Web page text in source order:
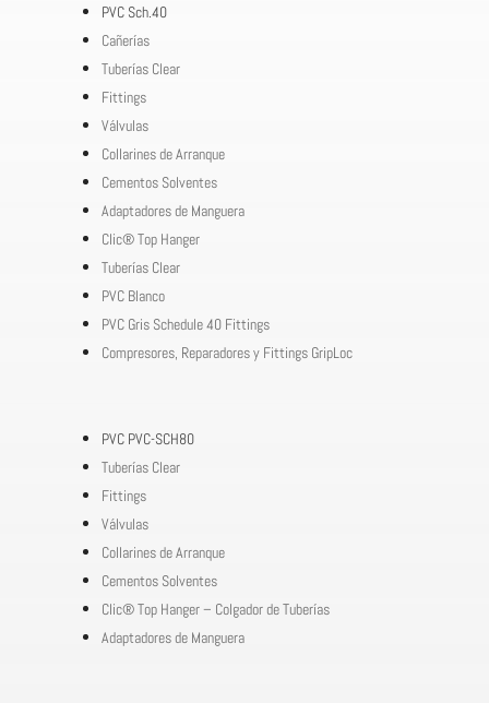
PVC Sch.40
Cañerías
Tuberías Clear
Fittings
Válvulas
Collarines de Arranque
Cementos Solventes
Adaptadores de Manguera
Clic® Top Hanger
Tuberías Clear
PVC Blanco
PVC Gris Schedule 40 Fittings
Compresores, Reparadores y Fittings GripLoc
PVC PVC-SCH80
Tuberías Clear
Fittings
Válvulas
Collarines de Arranque
Cementos Solventes
Clic® Top Hanger – Colgador de Tuberías
Adaptadores de Manguera